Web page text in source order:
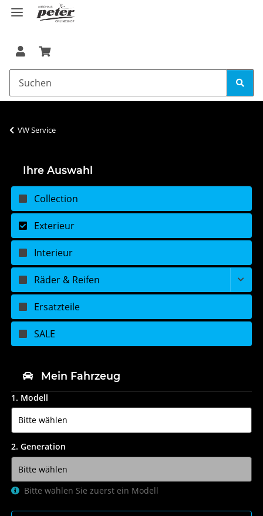
VW Service
Ihre Auswahl
Collection
Exterieur
Interieur
Räder & Reifen
Ersatzteile
SALE
Mein Fahrzeug
1. Modell
2. Generation
Bitte wählen Sie zuerst ein Modell